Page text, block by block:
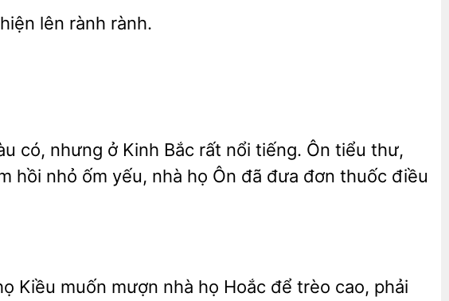
rành rành.
có, nhưng
Kinh Bắc rất nổi tiếng. Ôn tiểu
nhỏ ốm yếu, nhà họ Ôn đã đưa đơn thuốc điều
Kiều muốn mượn nhà họ để trèo cao, phải